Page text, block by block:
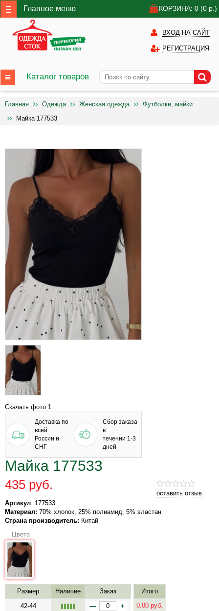
Главное меню КОРЗИНА: 0 (0 р.)
ВХОД НА САЙТ
РЕГИСТРАЦИЯ
Каталог товаров
Главная Одежда Женская одежда
Футболки, майки
Майка 177533
Скачать фото 1
Доставка по
всей
России и
СНГ
Сбор заказа
в
течении 1-3
дней
Майка 177533
оставить отзыв
435 руб.
Артикул: 177533
Материал: 70% хлопок, 25% полиамид, 5% эластан
Страна производитель: Китай
Цвета
Размер Наличие
Заказ
42-44
— +
Итого
0.00 руб.